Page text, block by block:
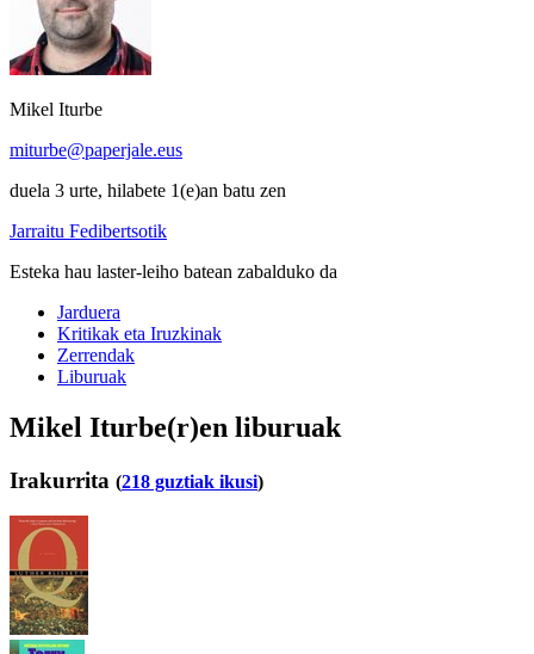
Mikel Iturbe
miturbe@paperjale.eus
duela 3 urte, hilabete 1(e)an batu zen
Jarraitu Fedibertsotik
Esteka hau laster-leiho batean zabalduko da
Jarduera
Kritikak eta Iruzkinak
Zerrendak
Liburuak
Mikel Iturbe(r)en liburuak
Irakurrita (218 guztiak ikusi)